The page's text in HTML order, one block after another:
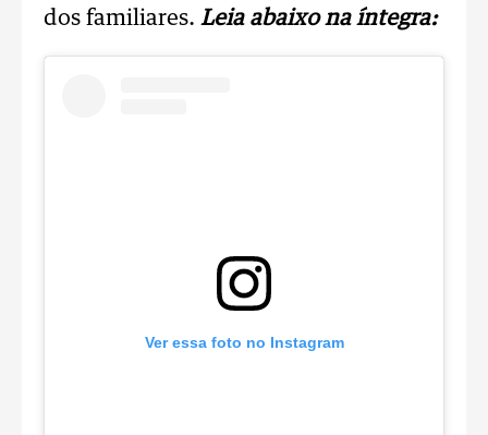
dos familiares. Leia abaixo na íntegra:
Ver essa foto no Instagram